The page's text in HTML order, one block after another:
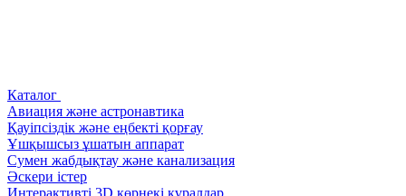
Каталог
Авиация және астронавтика
Қауіпсіздік және еңбекті қорғау
Ұшқышсыз ұшатын аппарат
Сумен жабдықтау және канализация
Әскери істер
Интерактивті 3D көрнекі құралдар